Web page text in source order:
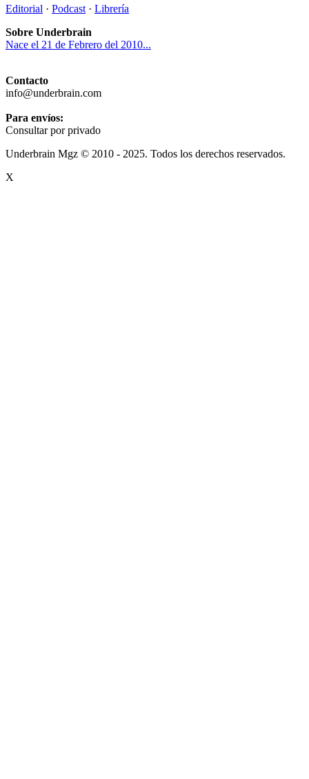
Editorial · Podcast · Librería
Sobre Underbrain
Nace el 21 de Febrero del 2010...
Contacto
info@underbrain.com
Para envíos:
Consultar por privado
Underbrain Mgz © 2010 - 2025. Todos los derechos reservados.
X